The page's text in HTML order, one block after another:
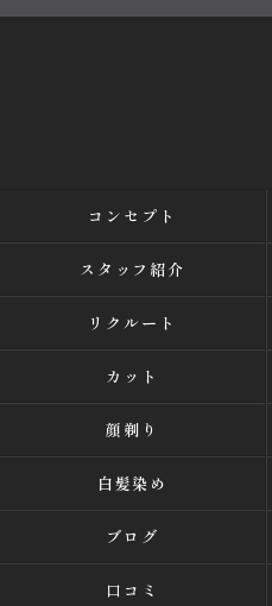
コンセプト
スタッフ紹介
リクルート
カット
顔剃り
白髪染め
ブログ
口コミ